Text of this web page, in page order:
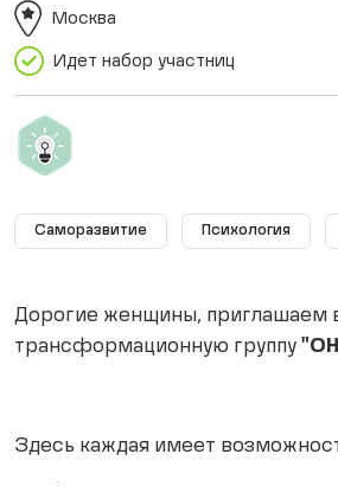
Идет набор участниц
Москва
Саморазвитие Психология
Дорогие женщины, приглашаем
трансформационную группу
Здесь каждая имеет